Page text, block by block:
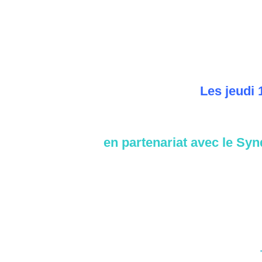
Les jeudi
en partenariat avec le